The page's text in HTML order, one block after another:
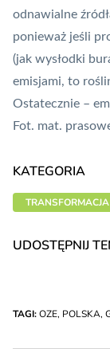
odnawialne
ponieważ jeśli
(jak wysłodki
emisjami, to
Ostatecznie –
Fot. mat.
KATEGORIA
TRANSFORMACJA
UDOSTĘPNIJ
TAGI:OZE, POLSKA,